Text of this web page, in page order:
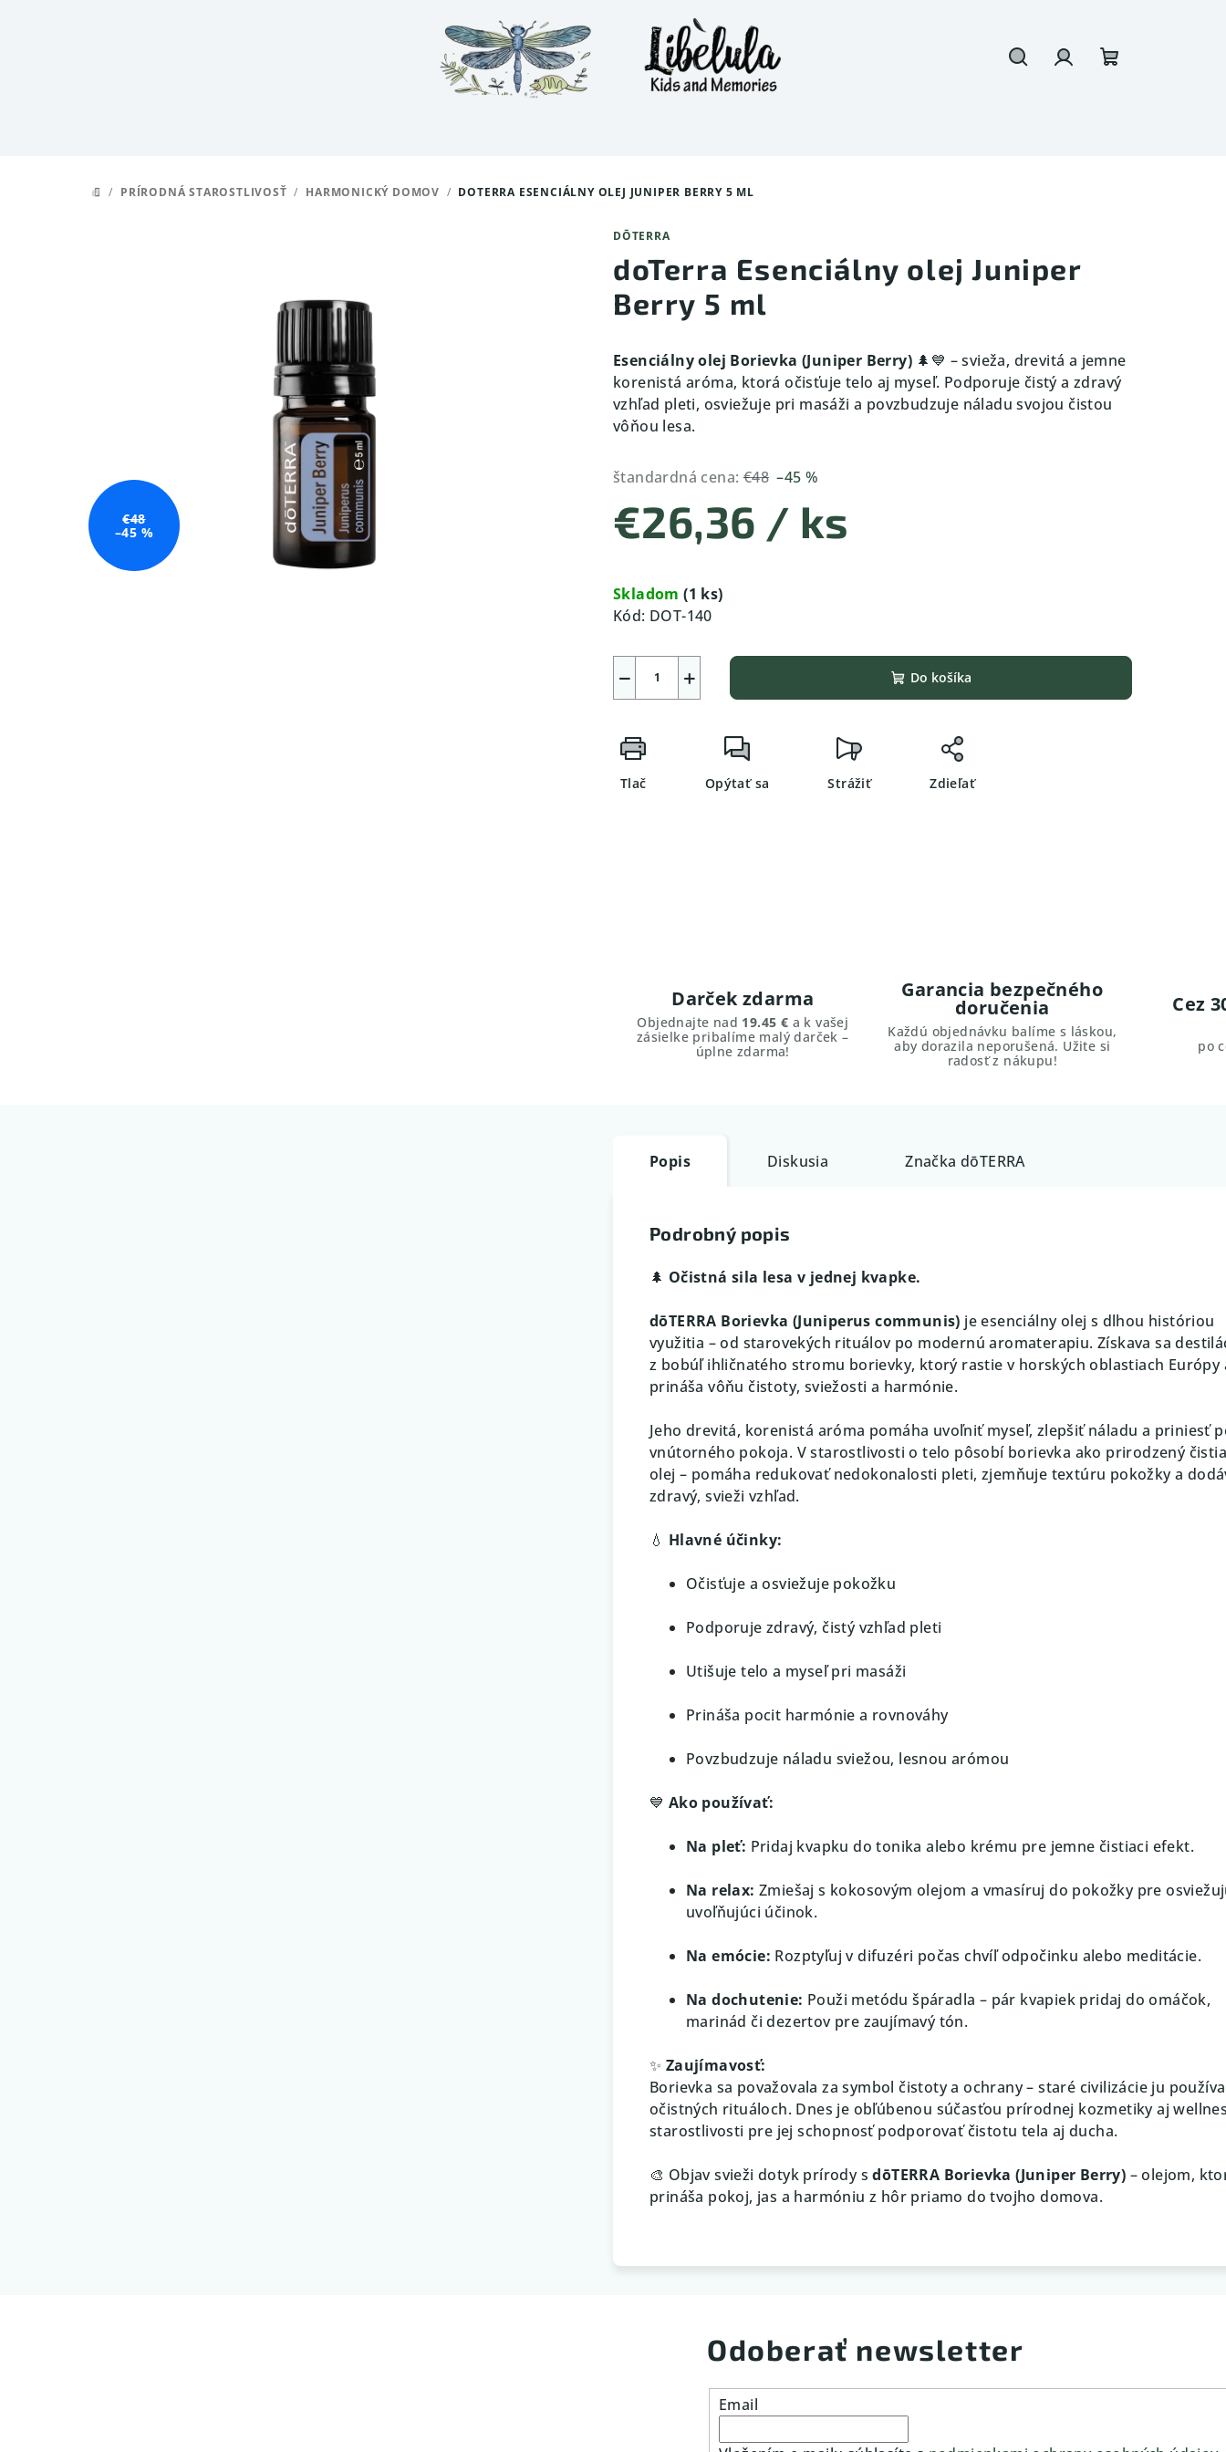
DOMOV
/ PRÍRODNÁ STAROSTLIVOSŤ / HARMONICKÝ DOMOV / DOTERRA ESENCIÁLNY OLEJ JUNIPER BERRY 5 ML
DŌTERRA
doTerra Esenciálny olej Juniper
Berry 5 ml
Esenciálny olej Borievka (Juniper Berry) 🌲💙 – svieža, drevitá a jemne
korenistá aróma, ktorá očisťuje telo aj myseľ. Podporuje čistý a zdravý
vzhľad pleti, osviežuje pri masáži a povzbudzuje náladu svojou čistou
vôňou lesa.
štandardná cena: €48 –45 %
€26,36 / ks
cena:
Skladom(1 ks)
Kód: DOT-140
+
− Do košíka
Tlač Opýtať sa Strážiť Zdieľať
€48
–45 %
Darček zdarma
Objednajte nad 19.45 € a k vašej
zásielke pribalíme malý darček –
úplne zdarma!
Garancia bezpečného
doručenia
Každú objednávku balíme s láskou,
aby dorazila neporušená. Užite si
radosť z nákupu!
Cez
po
Popis Diskusia Značka dōTERRA
Podrobný popis
🌲 Očistná sila lesa v jednej kvapke.
dōTERRA Borievka (Juniperus communis) je esenciálny olej s dlhou históriou
využitia – od starovekých rituálov po modernú aromaterapiu. Získava sa
z bobúľ ihličnatého stromu borievky, ktorý rastie v horských oblastiach Európy
prináša vôňu čistoty, sviežosti a harmónie.
Jeho drevitá, korenistá aróma pomáha uvoľniť myseľ, zlepšiť náladu a priniesť
vnútorného pokoja. V starostlivosti o telo pôsobí borievka ako prirodzený
olej – pomáha redukovať nedokonalosti pleti, zjemňuje textúru pokožky a
zdravý, svieži vzhľad.
💧 Hlavné účinky:
Očisťuje a osviežuje pokožku
Podporuje zdravý, čistý vzhľad pleti
Utišuje telo a myseľ pri masáži
Prináša pocit harmónie a rovnováhy
Povzbudzuje náladu sviežou, lesnou arómou
💙 Ako používať:
Na pleť: Pridaj kvapku do tonika alebo krému pre jemne čistiaci efekt.
Na relax: Zmiešaj s kokosovým olejom a vmasíruj do pokožky pre
uvoľňujúci účinok.
Na emócie: Rozptyľuj v difuzéri počas chvíľ odpočinku alebo meditácie.
Na dochutenie: Použi metódu špáradla – pár kvapiek pridaj do omáčok,
marinád či dezertov pre zaujímavý tón.
✨ Zaujímavosť:
Borievka sa považovala za symbol čistoty a ochrany – staré civilizácie ju
očistných rituáloch. Dnes je obľúbenou súčasťou prírodnej kozmetiky aj
starostlivosti pre jej schopnosť podporovať čistotu tela aj ducha.
🎨 Objav svieži dotyk prírody sdōTERRA Borievka (Juniper Berry) – olejom,
prináša pokoj, jas a harmóniu z hôr priamo do tvojho domova.
Odoberať newsletter
Email